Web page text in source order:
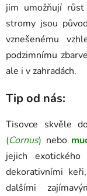
jim umožňují
stromy jsou
vznešenému
podzimnímu
ale i v zahradách.
Tip od nás:
Tisovce skvěle
(Cornus) nebo
jejich
dekorativními
dalšími